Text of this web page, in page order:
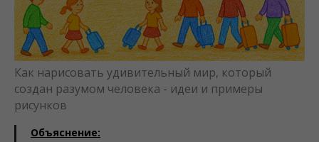
Как нарисовать удивительный мир, который
создан разумом человека - идеи и примеры
рисунков
Объяснение: